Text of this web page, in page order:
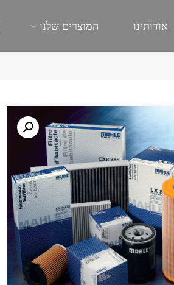
אודותינו המוצרים שלנו